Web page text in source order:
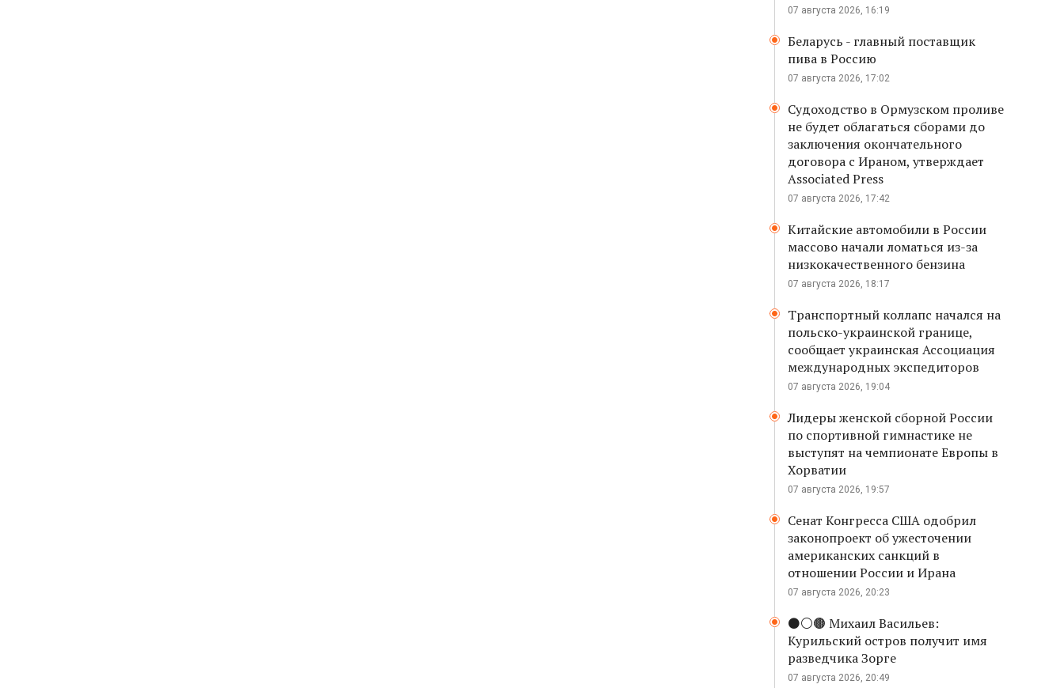
07 августа 2026, 16:19
Беларусь - главный поставщик
пива в Россию
07 августа 2026, 17:02
Судоходство в Ормузском проливе
не будет облагаться сборами до
заключения окончательного
договора с Ираном, утверждает
Associated Press
07 августа 2026, 17:42
Китайские автомобили в России
массово начали ломаться из-за
низкокачественного бензина
07 августа 2026, 18:17
Транспортный коллапс начался на
польско-украинской границе,
сообщает украинская Ассоциация
международных экспедиторов
07 августа 2026, 19:04
Лидеры женской сборной России
по спортивной гимнастике не
выступят на чемпионате Европы в
Хорватии
07 августа 2026, 19:57
Сенат Конгресса США одобрил
законопроект об ужесточении
американских санкций в
отношении России и Ирана
07 августа 2026, 20:23
⚫️⚪️🟤 Михаил Васильев:
Курильский остров получит имя
разведчика Зорге
07 августа 2026, 20:49